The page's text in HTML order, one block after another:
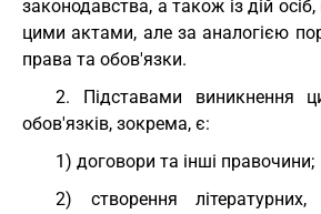
законодавства, а також із дій
цими актами, але за аналогією
права та обов'язки.
2. Підставами виникнення
обов'язків, зокрема, є:
1) договори та інші правочини;
2) створення літературних,